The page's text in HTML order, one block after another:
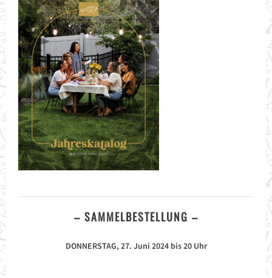
– SAMMELBESTELLUNG –
DONNERSTAG, 27. Juni 2024 bis 20 Uhr